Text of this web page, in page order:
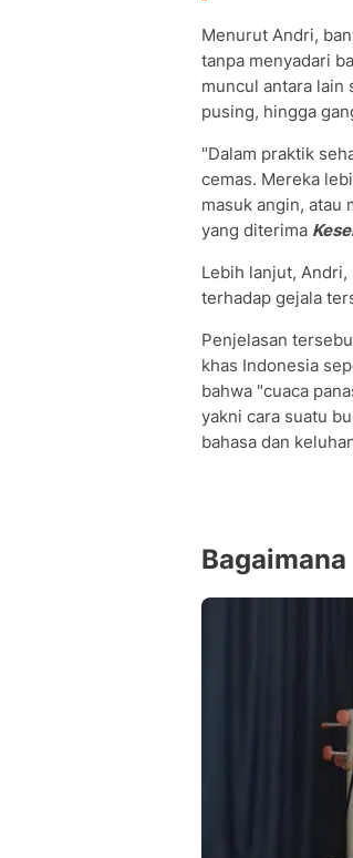
Menurut Andri,
tanpa menyadari
muncul antara lain
pusing, hingga
"Dalam praktik
cemas. Mereka
masuk angin, atau
yang diterima
Lebih lanjut,
terhadap gejala
Penjelasan
khas Indonesia
bahwa "cuaca
yakni cara suatu
bahasa dan